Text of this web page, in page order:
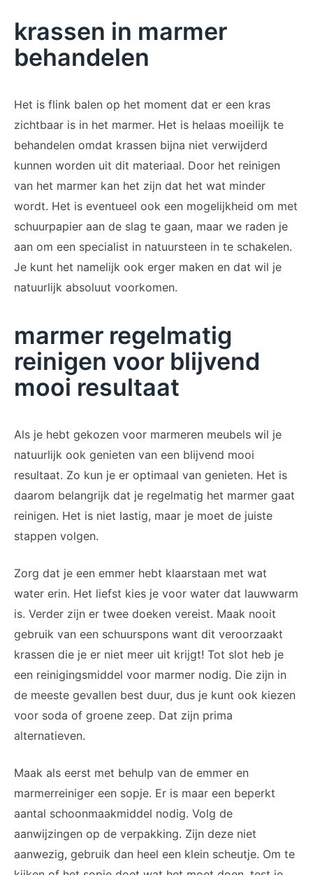
krassen in marmer
behandelen
Het is flink balen op het moment dat er een kras
zichtbaar is in het marmer. Het is helaas moeilijk te
behandelen omdat krassen bijna niet verwijderd
kunnen worden uit dit materiaal. Door het reinigen
van het marmer kan het zijn dat het wat minder
wordt. Het is eventueel ook een mogelijkheid om met
schuurpapier aan de slag te gaan, maar we raden je
aan om een specialist in natuursteen in te schakelen.
Je kunt het namelijk ook erger maken en dat wil je
natuurlijk absoluut voorkomen.
marmer regelmatig
reinigen voor blijvend
mooi resultaat
Als je hebt gekozen voor marmeren meubels wil je
natuurlijk ook genieten van een blijvend mooi
resultaat. Zo kun je er optimaal van genieten. Het is
daarom belangrijk dat je regelmatig het marmer gaat
reinigen. Het is niet lastig, maar je moet de juiste
stappen volgen.
Zorg dat je een emmer hebt klaarstaan met wat
water erin. Het liefst kies je voor water dat lauwwarm
is. Verder zijn er twee doeken vereist. Maak nooit
gebruik van een schuurspons want dit veroorzaakt
krassen die je er niet meer uit krijgt! Tot slot heb je
een reinigingsmiddel voor marmer nodig. Die zijn in
de meeste gevallen best duur, dus je kunt ook kiezen
voor soda of groene zeep. Dat zijn prima
alternatieven.
Maak als eerst met behulp van de emmer en
marmerreiniger een sopje. Er is maar een beperkt
aantal schoonmaakmiddel nodig. Volg de
aanwijzingen op de verpakking. Zijn deze niet
aanwezig, gebruik dan heel een klein scheutje. Om te